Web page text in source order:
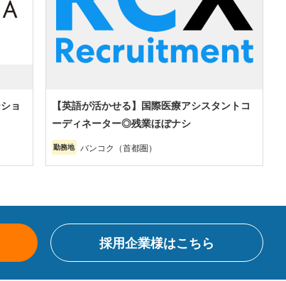
ョ
【英語が活かせる】国際医療アシスタントコ
ーディネーター◎残業ほぼナシ
勤務地 バンコク（首都圏）
採用企業様はこちら